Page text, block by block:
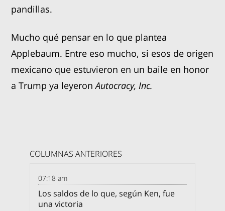
pandillas.
Mucho qué pensar en lo que plantea
Applebaum. Entre eso mucho, si esos de origen
mexicano que estuvieron en un baile en honor
a Trump ya leyeronAutocracy, Inc.
COLUMNAS ANTERIORES
07:18 am
Los saldos de lo que, según Ken, fue
una victoria